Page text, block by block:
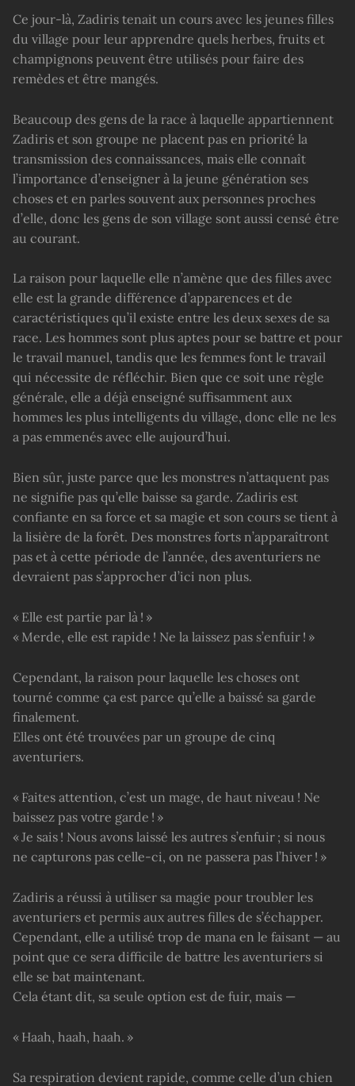
Ce jour-là, Zadiris tenait un cours avec les jeunes filles
du village pour leur apprendre quels herbes, fruits et
champignons peuvent être utilisés pour faire des
remèdes et être mangés.
Beaucoup des gens de la race à laquelle appartiennent
Zadiris et son groupe ne placent pas en priorité la
transmission des connaissances, mais elle connaît
l’importance d’enseigner à la jeune génération ses
choses et en parles souvent aux personnes proches
d’elle, donc les gens de son village sont aussi censé être
au courant.
La raison pour laquelle elle n’amène que des filles avec
elle est la grande différence d’apparences et de
caractéristiques qu’il existe entre les deux sexes de sa
race. Les hommes sont plus aptes pour se battre et pour
le travail manuel, tandis que les femmes font le travail
qui nécessite de réfléchir. Bien que ce soit une règle
générale, elle a déjà enseigné suffisamment aux
hommes les plus intelligents du village, donc elle ne les
a pas emmenés avec elle aujourd’hui.
Bien sûr, juste parce que les monstres n’attaquent pas
ne signifie pas qu’elle baisse sa garde. Zadiris est
confiante en sa force et sa magie et son cours se tient à
la lisière de la forêt. Des monstres forts n’apparaîtront
pas et à cette période de l’année, des aventuriers ne
devraient pas s’approcher d’ici non plus.
« Elle est partie par là ! »
« Merde, elle est rapide ! Ne la laissez pas s’enfuir ! »
Cependant, la raison pour laquelle les choses ont
tourné comme ça est parce qu’elle a baissé sa garde
finalement.
Elles ont été trouvées par un groupe de cinq
aventuriers.
« Faites attention, c’est un mage, de haut niveau ! Ne
baissez pas votre garde ! »
« Je sais ! Nous avons laissé les autres s’enfuir ; si nous
ne capturons pas celle-ci, on ne passera pas l’hiver ! »
Zadiris a réussi à utiliser sa magie pour troubler les
aventuriers et permis aux autres filles de s’échapper.
Cependant, elle a utilisé trop de mana en le faisant — au
point que ce sera difficile de battre les aventuriers si
elle se bat maintenant.
Cela étant dit, sa seule option est de fuir, mais —
« Haah, haah, haah. »
Sa respiration devient rapide, comme celle d’un chien